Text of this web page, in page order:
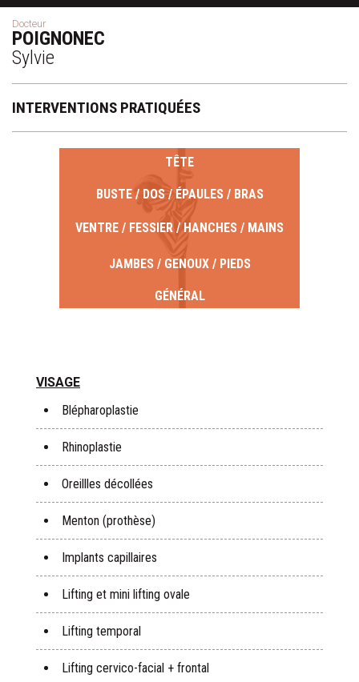
Docteur
POIGNONEC
Sylvie
INTERVENTIONS PRATIQUÉES
TÊTE
BUSTE / DOS / ÉPAULES / BRAS
VENTRE / FESSIER / HANCHES / MAINS
JAMBES / GENOUX / PIEDS
GÉNÉRAL
VISAGE
Blépharoplastie
Rhinoplastie
Oreillles décollées
Menton (prothèse)
Implants capillaires
Lifting et mini lifting ovale
Lifting temporal
Lifting cervico-facial + frontal